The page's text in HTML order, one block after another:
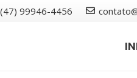
99946-4456